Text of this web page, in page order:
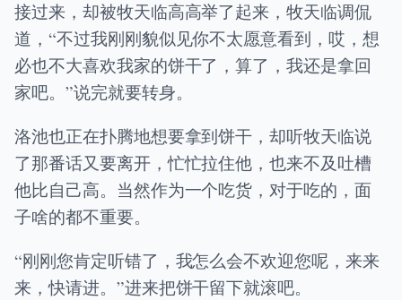
接过来，却被牧天临高高举了起来，牧天临调侃
道，“不过我刚刚貌似见你不太愿意看到，哎，想
必也不大喜欢我家的饼干了，算了，我还是拿回
家吧。”说完就要转身。
洛池也正在扑腾地想要拿到饼干，却听牧天临说
了那番话又要离开，忙忙拉住他，也来不及吐槽
他比自己高。当然作为一个吃货，对于吃的，面
子啥的都不重要。
“刚刚您肯定听错了，我怎么会不欢迎您呢，来来
来，快请进。”进来把饼干留下就滚吧。